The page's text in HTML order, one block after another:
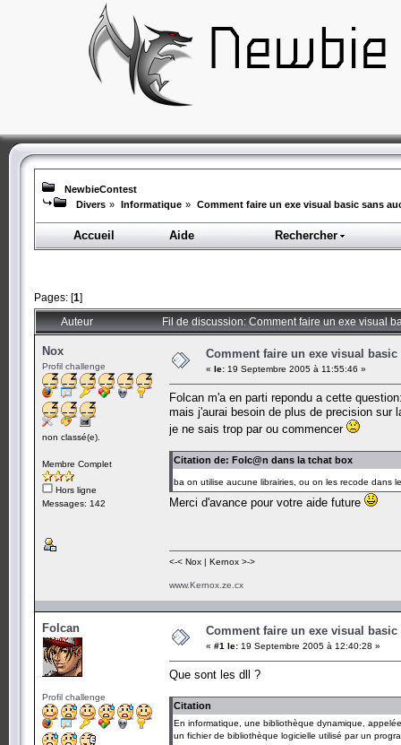
NewbieContest
Divers » Informatique » Comment faire un exe visual basic sans
Accueil Aide Rechercher
Pages: [1]
Auteur Fil de discussion: Comment faire un exe visual
Nox
Profil challenge
non classé(e).
Membre Complet
Hors ligne
Messages: 142
Comment faire un exe visual
« le: 19 Septembre 2005 à 11:55:46 »
Folcan m'a en parti repondu a cette
mais j'aurai besoin de plus de precision sur
je ne sais trop par ou commencer
Citation de: Folc@n dans la tchat box
ba on utilise aucune librairies, ou on les recode dans
Merci d'avance pour votre aide future
<-< Nox | Kernox >->
www.Kernox.ze.cx
Folcan
Profil challenge
Comment faire un exe visual
« #1 le: 19 Septembre 2005 à 12:40:28 »
Que sont les dll ?
Citation
En informatique, une bibliothèque dynamique,
un fichier de bibliothèque logicielle utilisé par un